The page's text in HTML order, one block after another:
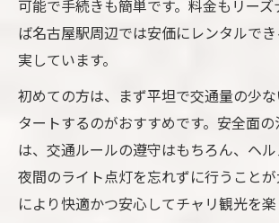
可能で手続きも簡単です。料金もリー
ば名古屋駅周辺では安価にレンタルで
実しています。
初めての方は、まず平坦で交通量の少
タートするのがおすすめです。安全面
は、交通ルールの遵守はもちろん、ヘ
夜間のライト点灯を忘れずに行うこと
により快適かつ安心してチャリ観光を楽